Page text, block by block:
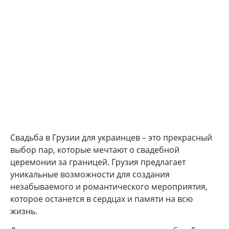
Свадьба в Грузии для украинцев – это прекрасный
выбор пар, которые мечтают о свадебной
церемонии за границей. Грузия предлагает
уникальные возможности для создания
незабываемого и романтического мероприятия,
которое останется в сердцах и памяти на всю
жизнь.